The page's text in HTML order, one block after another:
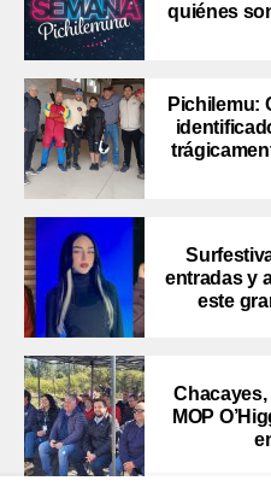
quiénes
Pichilemu:
entradas y
este
MOP